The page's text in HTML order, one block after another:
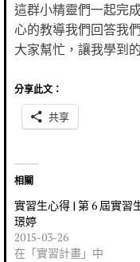
這群小精靈們一起完
心的教導我們回答我
大家幫忙，讓我學到
分享此文：
共享
相關
實習生心得 | 第 6 屆實習
璟婷
2015-03-26
在「實習計畫」中